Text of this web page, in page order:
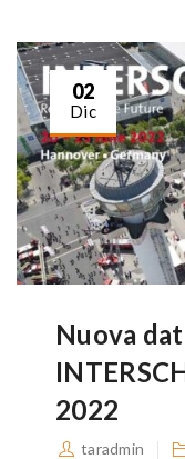
02
Dic
Nuova
2022
taradmin